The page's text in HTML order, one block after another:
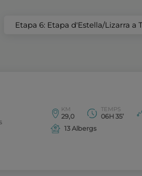
Etapa 6: Etapa d'Estella/Lizarra a
KM
29,0
TEMPS
06H 35’
13 Albergs